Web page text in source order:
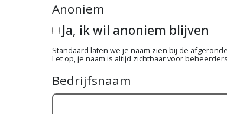
Anoniem
Ja, ik wil anoniem blijven
Standaard laten we je naam zien bij de
Let op, je naam is altijd zichtbaar voor
Bedrijfsnaam